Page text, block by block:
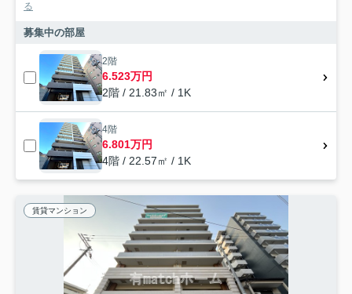
る
募集中の部屋
2階
6.523万円
2階 / 21.83㎡ / 1K
4階
6.801万円
4階 / 22.57㎡ / 1K
賃貸マンション